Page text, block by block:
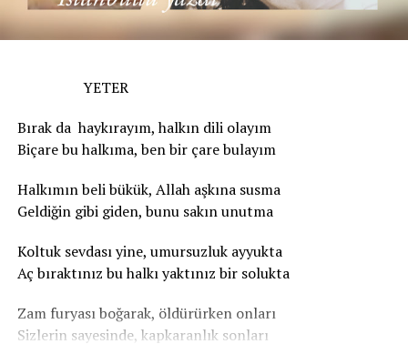
YETER
Bırak da haykırayım, halkın dili olayım
Biçare bu halkıma, ben bir çare bulayım
Halkımın beli bükük, Allah aşkına susma
Geldiğin gibi giden, bunu sakın unutma
Koltuk sevdası yine, umursuzluk ayyukta
Aç bıraktınız bu halkı yaktınız bir solukta
Zam furyası boğarak, öldürürken onları
Sizlerin sayesinde, kapkaranlık sonları